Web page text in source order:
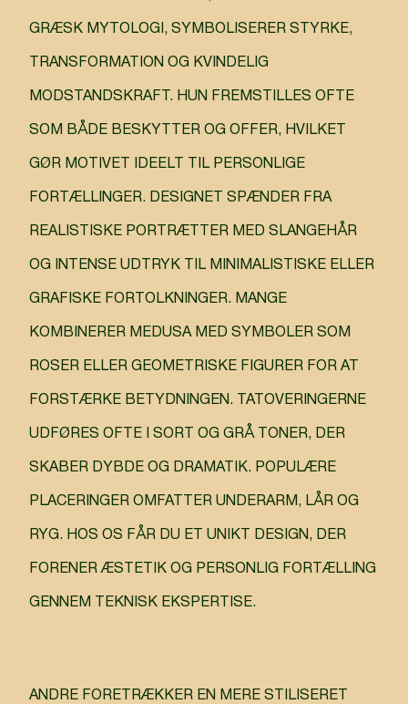
GRÆSK MYTOLOGI, SYMBOLISERER STYRKE,
TRANSFORMATION OG KVINDELIG
MODSTANDSKRAFT. HUN FREMSTILLES OFTE
SOM BÅDE BESKYTTER OG OFFER, HVILKET
GØR MOTIVET IDEELT TIL PERSONLIGE
FORTÆLLINGER. DESIGNET SPÆNDER FRA
REALISTISKE PORTRÆTTER MED SLANGEHÅR
OG INTENSE UDTRYK TIL MINIMALISTISKE ELLER
GRAFISKE FORTOLKNINGER. MANGE
KOMBINERER MEDUSA MED SYMBOLER SOM
ROSER ELLER GEOMETRISKE FIGURER FOR AT
FORSTÆRKE BETYDNINGEN. TATOVERINGERNE
UDFØRES OFTE I SORT OG GRÅ TONER, DER
SKABER DYBDE OG DRAMATIK. POPULÆRE
PLACERINGER OMFATTER UNDERARM, LÅR OG
RYG. HOS OS FÅR DU ET UNIKT DESIGN, DER
FORENER ÆSTETIK OG PERSONLIG FORTÆLLING
GENNEM TEKNISK EKSPERTISE.
ANDRE FORETRÆKKER EN MERE STILISERET